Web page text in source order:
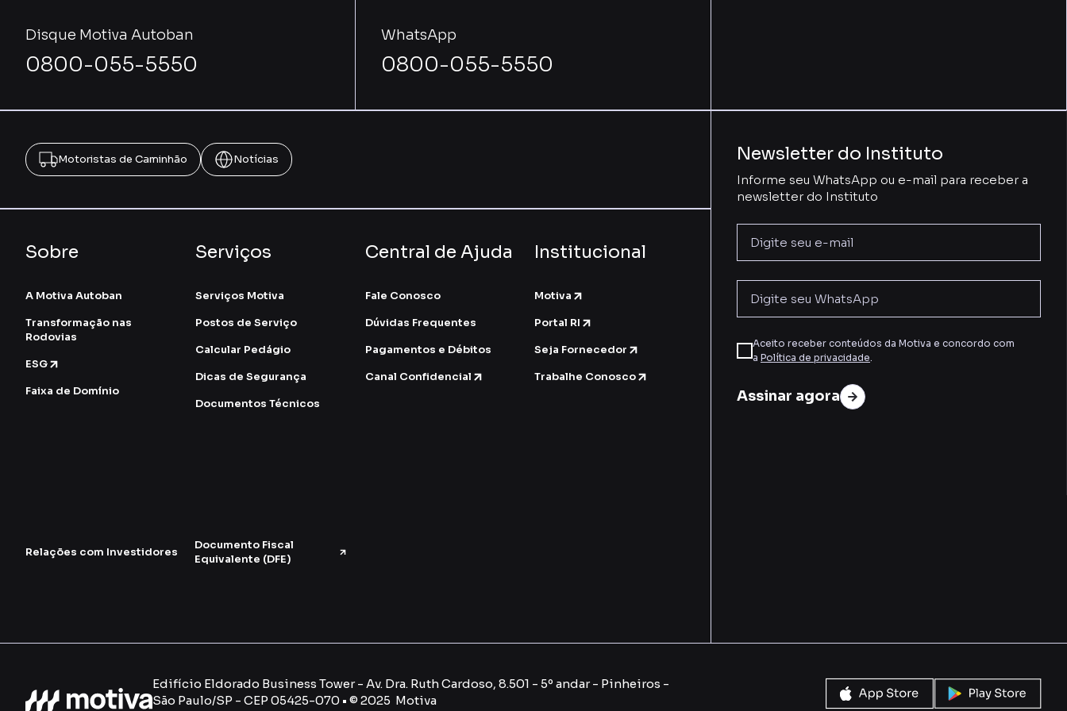
Disque Motiva Autoban
0800-055-5550
WhatsApp
0800-055-5550
Motoristas de Caminhão Notícias
Sobre
A Motiva Autoban
Transformação nas
Rodovias
ESG
Faixa de Domínio
Serviços
Serviços Motiva
Postos de Serviço
Calcular Pedágio
Dicas de Segurança
Documentos Técnicos
Central de Ajuda
Fale Conosco
Dúvidas Frequentes
Pagamentos e Débitos
Canal Confidencial
Institucional
Motiva
Portal RI
Seja Fornecedor
Trabalhe Conosco
Relações com Investidores
Documento Fiscal
Equivalente (DFE)
Newsletter do Instituto
Informe seu WhatsApp ou e-mail para receber a
newsletter do Instituto
Aceito receber conteúdos da Motiva e concordo com
a Política de privacidade
Assinar agora
Edifício Eldorado Business Tower - Av. Dra. Ruth Cardoso, 8.501 - 5º andar - Pinheiros -
São Paulo/SP - CEP 05425-070 • © 2025 Motiva